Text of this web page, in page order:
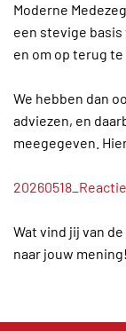
Moderne
een stevige
en om op terug
We hebben dan
adviezen, en
meegegeven.
Wat vind jij van
naar jouw mening!